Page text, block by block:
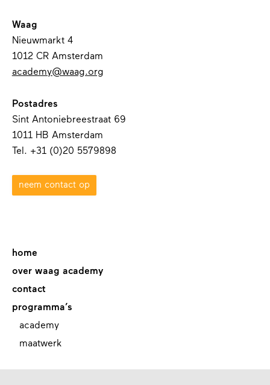
Waag
Nieuwmarkt 4
1012 CR Amsterdam
academy@waag.org
Postadres
Sint Antoniebreestraat 69
1011 HB Amsterdam
Tel. +31 (0)20 5579898
neem contact op
home
over waag academy
contact
programma’s
academy
maatwerk